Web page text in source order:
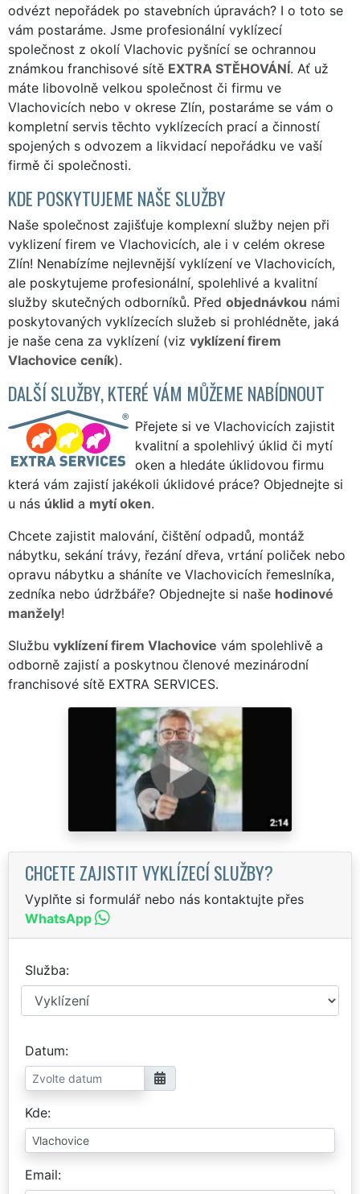
odvézt nepořádek po stavebních úpravách? I o toto se
vám postaráme. Jsme profesionální vyklízecí
společnost z okolí Vlachovic pyšnící se ochrannou
známkou franchisové sítě EXTRA STĚHOVÁNÍ. Ať už
máte libovolně velkou společnost či firmu ve
Vlachovicích nebo v okrese Zlín, postaráme se vám o
kompletní servis těchto vyklízecích prací a činností
spojených s odvozem a likvidací nepořádku ve vaší
firmě či společnosti.
KDE POSKYTUJEME NAŠE SLUŽBY
Naše společnost zajišťuje komplexní služby nejen při
vyklizení firem ve Vlachovicích, ale i v celém okrese
Zlín! Nenabízíme nejlevnější vyklízení ve Vlachovicích,
ale poskytujeme profesionální, spolehlivé a kvalitní
služby skutečných odborníků. Před objednávkou námi
poskytovaných vyklízecích služeb si prohlédněte, jaká
je naše cena za vyklízení (viz vyklízení firem
Vlachovice ceník).
DALŠÍ SLUŽBY, KTERÉ VÁM MŮŽEME NABÍDNOUT
Přejete si ve Vlachovicích zajistit
kvalitní a spolehlivý úklid či mytí
oken a hledáte úklidovou firmu
která vám zajistí jakékoli úklidové práce? Objednejte si
u nás úklid a mytí oken.
Chcete zajistit malování, čištění odpadů, montáž
nábytku, sekání trávy, řezání dřeva, vrtání poliček nebo
opravu nábytku a sháníte ve Vlachovicích řemeslníka,
zedníka nebo údržbáře? Objednejte si naše hodinové
manžely!
Službu vyklízení firem Vlachovice vám spolehlivě a
odborně zajistí a poskytnou členové mezinárodní
franchisové sítě EXTRA SERVICES.
CHCETE ZAJISTIT VYKLÍZECÍ SLUŽBY?
Vyplňte si formulář nebo nás kontaktujte přes
WhatsApp
Služba
Datum
Kde
Email